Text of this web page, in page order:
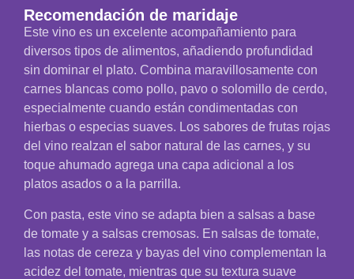
Recomendación de maridaje
Este vino es un excelente acompañamiento para
diversos tipos de alimentos, añadiendo profundidad
sin dominar el plato. Combina maravillosamente con
carnes blancas como pollo, pavo o solomillo de cerdo,
especialmente cuando están condimentadas con
hierbas o especias suaves. Los sabores de frutas rojas
del vino realzan el sabor natural de las carnes, y su
toque ahumado agrega una capa adicional a los
platos asados o a la parrilla.
Con pasta, este vino se adapta bien a salsas a base
de tomate y a salsas cremosas. En salsas de tomate,
las notas de cereza y bayas del vino complementan la
acidez del tomate, mientras que su textura suave